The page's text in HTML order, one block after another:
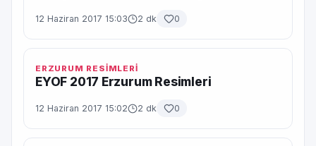
12 Haziran 2017 15:03 2 dk 0
ERZURUM RESİMLERİ
EYOF 2017 Erzurum Resimleri
12 Haziran 2017 15:02 2 dk 0